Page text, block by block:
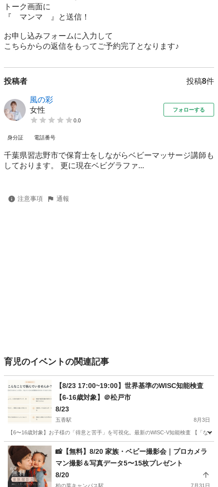
トーク画面に
『　マンマ　』と送信！
お申し込みフォームに入力して
こちらからの返信をもってご予約完了となります♪
投稿者 投稿8件
風の彩
女性
0.0
フォローする
身分証 電話番号
千葉県習志野市で保育士をしながらベビーマッサージ講師も
しております。 更に現在ベビグラファ...
注意事項 通報
育児のイベントの関連記事
【8/23 17:00~19:00】世界基準のWISC知能検査
【6-16歳対象】＠松戸市
8/23
五香駅 8月3日
【6〜16歳対象】お子様の「得意と苦手」を可視化。最新のWISC-V知能検査 【「な
千葉 松戸市 五香駅 対象
📸【無料】8/20 家族・ベビー撮影会｜プロカメラ
マン撮影＆写真データ5〜15枚プレゼント
8/20
柏の葉キャンパス駅 7月31日